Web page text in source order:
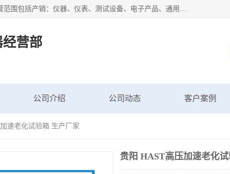
广东艾思荔检测仪器有限公司成立于2006年，注册地位于东莞市。经营范围包括产销：仪器、仪表、测试设备、电子产品、通用机械设；主要产品有： 恒温恒湿试验箱,冷热冲击试验箱,高低温试验箱,速温变化试验箱,高压加速老化试验箱,三综合试验箱,振动试验台等产品，欢迎选购。
营部
公司介绍 公司动态 客户案例
速老化试验箱 生产厂家
贵阳 HAST高压加速老化